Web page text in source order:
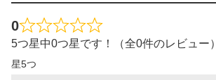
0
5つ星中0つ星です！（全0件のレビュー）
星5つ